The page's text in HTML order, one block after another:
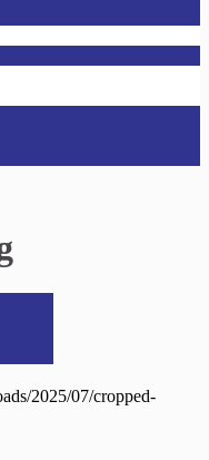
2025/07/cropped-